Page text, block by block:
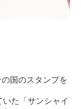
国のスタンプを
た「サンシャイ